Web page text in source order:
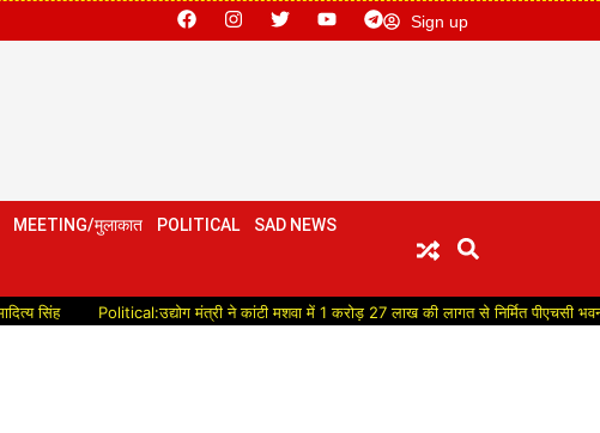
Sign up
MEETING/मुलाकात POLITICAL SAD NEWS
Political:उद्योग मंत्री ने कांटी मशवा में 1 करोड़ 27 लाख की लागत से निर्मित पीएचसी भवन का किया